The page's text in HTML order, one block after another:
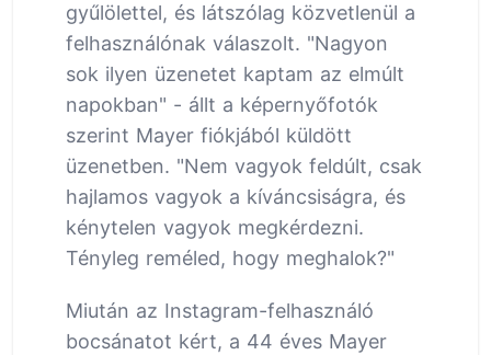
gyűlölettel, és látszólag közvetlenül a
felhasználónak válaszolt. "Nagyon
sok ilyen üzenetet kaptam az elmúlt
napokban" - állt a képernyőfotók
szerint Mayer fiókjából küldött
üzenetben. "Nem vagyok feldúlt, csak
hajlamos vagyok a kíváncsiságra, és
kénytelen vagyok megkérdezni.
Tényleg reméled, hogy meghalok?"
Miután az Instagram-felhasználó
bocsánatot kért, a 44 éves Mayer